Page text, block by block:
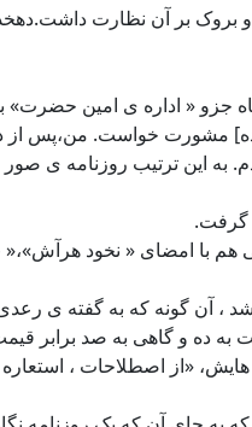
بر آن نظارت
شاه جزو « اداره ی
مشورت خواست. من،پس از
به این ترتیب روزنامه ی
با امضای « نخود هرآش»،«
، آن گونه که به گفته ی
به ده و گاهی به صد برابر
«از اصطلاحات ، استعاره